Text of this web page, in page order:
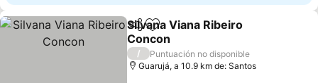
CompartirAgregar a favoritos
Silvana Viana Ribeiro
Concon
Ver precios
/
Puntuación no disponible
Guarujá, a 10.9 km de: Santos